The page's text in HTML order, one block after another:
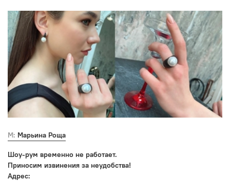
М: Марьина Роща
Шоу-рум временно не работает.
Приносим извинения за неудобства!
Адрес: